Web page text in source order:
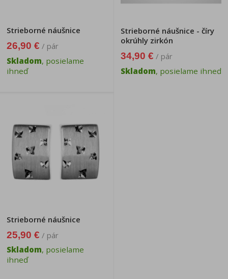
Strieborné náušnice
26,90 € / pár
Skladom, posielame
ihneď
Strieborné náušnice - číry
okrúhly zirkón
34,90 € / pár
Skladom, posielame ihneď
Strieborné náušnice
25,90 € / pár
Skladom, posielame
ihneď